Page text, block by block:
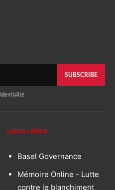
SUBSCRIBE
.
Liens utiles
Basel Governance
Mémoire Online - Lutte
contre le blanchiment